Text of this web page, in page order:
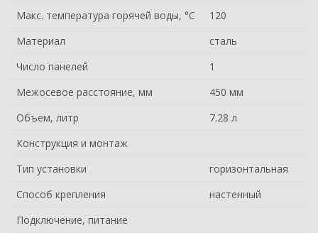
Макс. температура горячей воды, °С
120
Материал
сталь
Число панелей
1
Межосевое расстояние, мм
450 мм
Объем, литр
7.28 л
Конструкция и монтаж
Тип установки
горизонтальная
Способ крепления
настенный
Подключение, питание